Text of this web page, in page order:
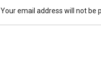
Your email address will not be